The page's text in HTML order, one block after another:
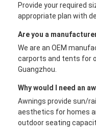
Provide your required
appropriate plan with
Are you a
We are an OEM
carports and tents for
Guangzhou.
Why would I need an
Awnings provide sun/
aesthetics for homes
outdoor seating